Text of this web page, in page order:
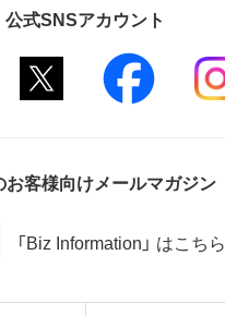
公式SNSアカウント
お客様向けメールマガジン
「Biz Information」 はこちら